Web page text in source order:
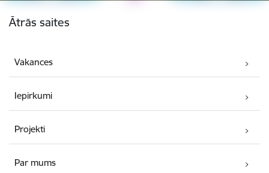
Kājene
Ātrās saites
Vakances
Iepirkumi
Projekti
Par mums